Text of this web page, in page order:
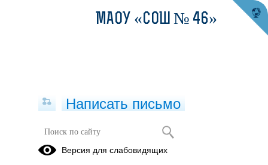
Всероссийская олимпиада
школьников
МАОУ «СОШ № 46»
Написать письмо
Версия для слабовидящих